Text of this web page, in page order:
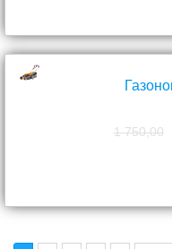
1 750,00